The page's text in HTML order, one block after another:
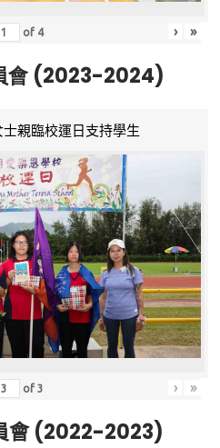
of 4 › »
會 (2023-2024)
親臨校運日支持學生
of3 › »
會 (2022-2023)